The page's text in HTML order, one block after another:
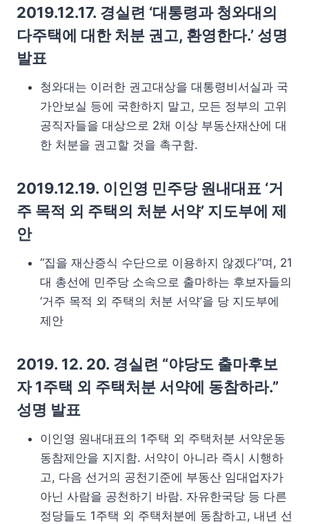
2019.12.17. 경실련 ‘대통령과 청와대의
다주택에 대한 처분 권고, 환영한다.’ 성명
발표
청와대는 이러한 권고대상을 대통령비서실과 국
가안보실 등에 국한하지 말고, 모든 정부의 고위
공직자들을 대상으로 2채 이상 부동산재산에 대
한 처분을 권고할 것을 촉구함.
2019.12.19. 이인영 민주당 원내대표 ‘거
주 목적 외 주택의 처분 서약’ 지도부에 제
안
“집을 재산증식 수단으로 이용하지 않겠다”며, 21
대 총선에 민주당 소속으로 출마하는 후보자들의
‘거주 목적 외 주택의 처분 서약’을 당 지도부에
제안
2019. 12. 20. 경실련 “야당도 출마후보
자 1주택 외 주택처분 서약에 동참하라.”
성명 발표
이인영 원내대표의 1주택 외 주택처분 서약운동
동참제안을 지지함. 서약이 아니라 즉시 시행하
고, 다음 선거의 공천기준에 부동산 임대업자가
아닌 사람을 공천하기 바람. 자유한국당 등 다른
정당들도 1주택 외 주택처분에 동참하고, 내년 선